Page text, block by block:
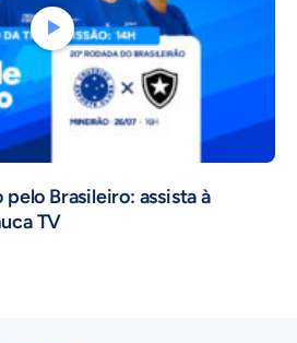
Brasileiro: assista à
TV